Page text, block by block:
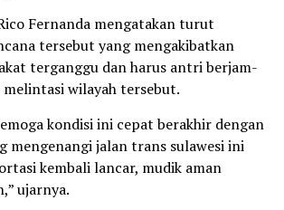
Fernanda mengatakan turut
tersebut yang mengakibatkan
terganggu dan harus antri berjam-
wilayah tersebut.
kondisi ini cepat berakhir dengan
mengenangi jalan trans sulawesi ini
kembali lancar, mudik aman
ujarnya.